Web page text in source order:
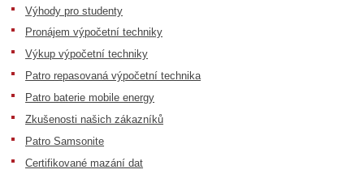
Výhody pro studenty
Pronájem výpočetní techniky
Výkup výpočetní techniky
Patro repasovaná výpočetní technika
Patro baterie mobile energy
Zkušenosti našich zákazníků
Patro Samsonite
Certifikované mazání dat